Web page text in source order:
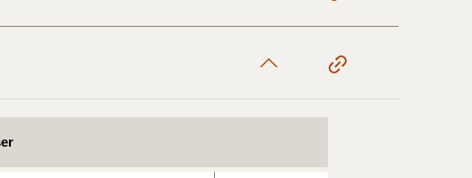
BR18 (1/7 - 16/9